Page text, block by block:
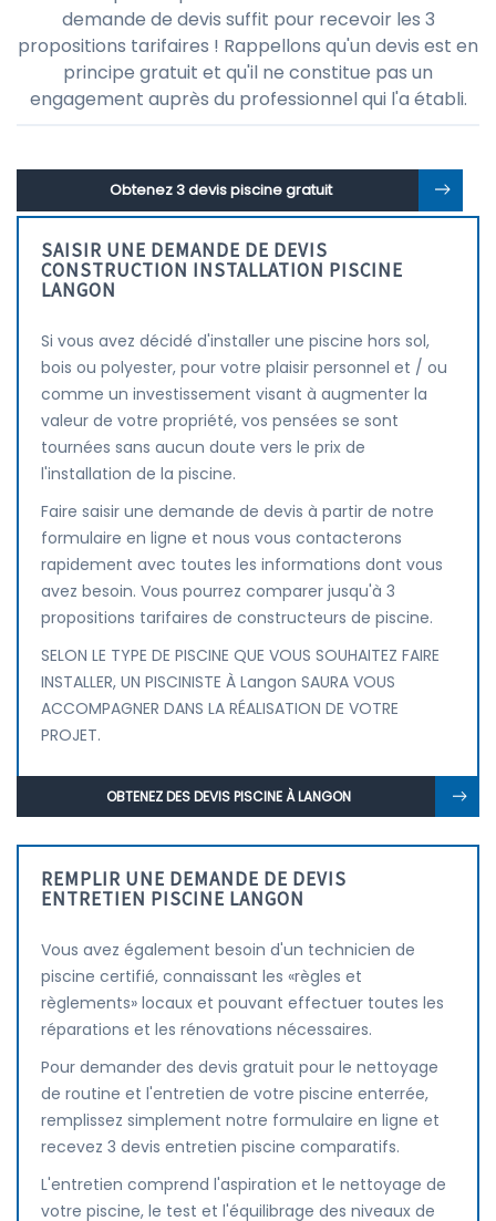
demande de devis suffit pour recevoir les 3
propositions tarifaires ! Rappellons qu'un devis est en
principe gratuit et qu'il ne constitue pas un
engagement auprès du professionnel qui l'a établi.
Obtenez 3 devis piscine gratuit
SAISIR UNE DEMANDE DE DEVIS
CONSTRUCTION INSTALLATION PISCINE
LANGON
Si vous avez décidé d'installer une piscine hors sol,
bois ou polyester, pour votre plaisir personnel et / ou
comme un investissement visant à augmenter la
valeur de votre propriété, vos pensées se sont
tournées sans aucun doute vers le prix de
l'installation de la piscine.
Faire saisir une demande de devis à partir de notre
formulaire en ligne et nous vous contacterons
rapidement avec toutes les informations dont vous
avez besoin. Vous pourrez comparer jusqu'à 3
propositions tarifaires de constructeurs de piscine.
SELON LE TYPE DE PISCINE QUE VOUS SOUHAITEZ FAIRE
INSTALLER, UN PISCINISTE À Langon SAURA VOUS
ACCOMPAGNER DANS LA RÉALISATION DE VOTRE
PROJET.
OBTENEZ DES DEVIS PISCINE À LANGON
REMPLIR UNE DEMANDE DE DEVIS
ENTRETIEN PISCINE LANGON
Vous avez également besoin d'un technicien de
piscine certifié, connaissant les «règles et
règlements» locaux et pouvant effectuer toutes les
réparations et les rénovations nécessaires.
Pour demander des devis gratuit pour le nettoyage
de routine et l'entretien de votre piscine enterrée,
remplissez simplement notre formulaire en ligne et
recevez 3 devis entretien piscine comparatifs.
L'entretien comprend l'aspiration et le nettoyage de
votre piscine, le test et l'équilibrage des niveaux de